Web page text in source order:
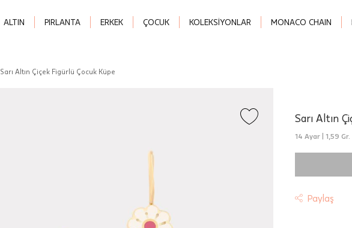
ALTIN PIRLANTA ERKEK ÇOCUK KOLEKSİYONLAR MONACO CHAIN
Sarı Altın Çiçek Figürlü Çocuk Küpe
Sarı Altın
14 Ayar | 1,59 Gr.
Paylaş